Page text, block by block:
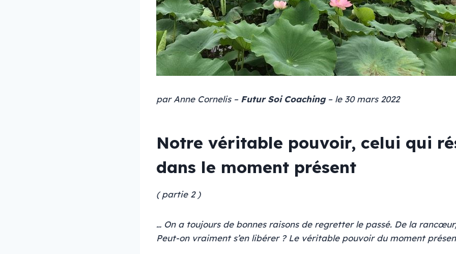
par Anne Cornelis – Futur Soi Coaching – le 30 mars 2022
Notre véritable pouvoir, celui qui
dans le moment présent
( partie 2 )
… On a toujours de bonnes raisons de regretter le passé. De la
Peut-on vraiment s’en libérer ? Le véritable pouvoir du moment